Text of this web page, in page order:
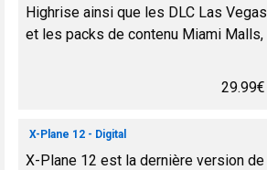
Highrise ainsi que les DLC Las Vegas
et les packs de contenu Miami Malls,
Berlin. Découvrez une simulation
29.99€
X-Plane 12 - Digital
X-Plane 12 est la dernière version de